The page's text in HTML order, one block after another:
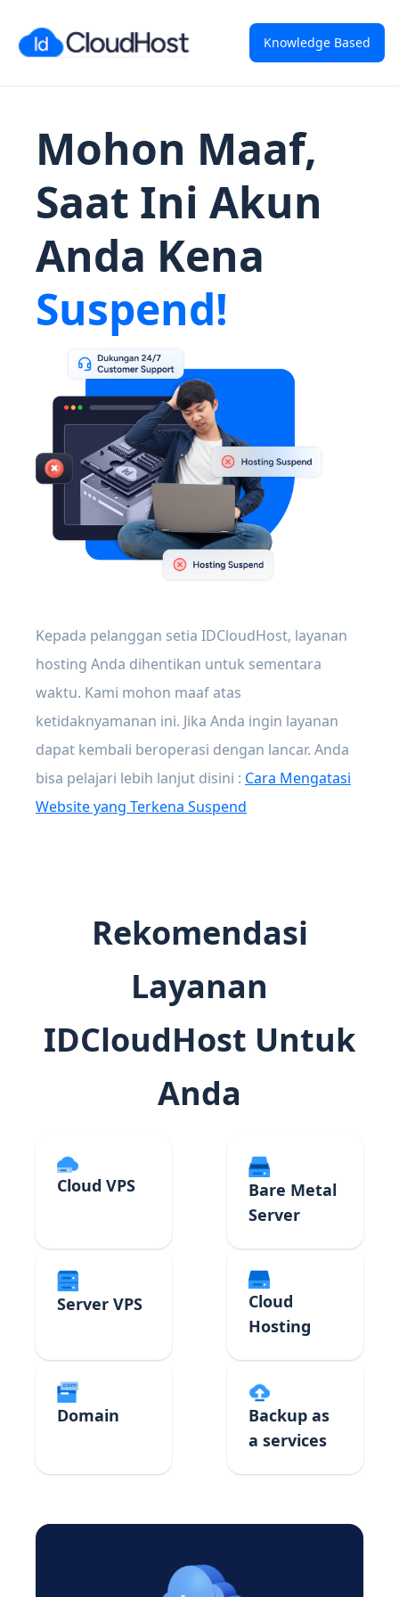
Knowledge Based
Mohon Maaf,
Saat Ini Akun
Anda Kena
Suspend!
Kepada pelanggan setia IDCloudHost, layanan
hosting Anda dihentikan untuk sementara
waktu. Kami mohon maaf atas
ketidaknyamanan ini. Jika Anda ingin layanan
dapat kembali beroperasi dengan lancar. Anda
bisa pelajari lebih lanjut disini : Cara Mengatasi
Website yang Terkena Suspend
Rekomendasi
Layanan
IDCloudHost Untuk
Anda
Cloud VPS
Bare Metal
Server
Server VPS
Cloud
Hosting
Domain
Backup as
a services